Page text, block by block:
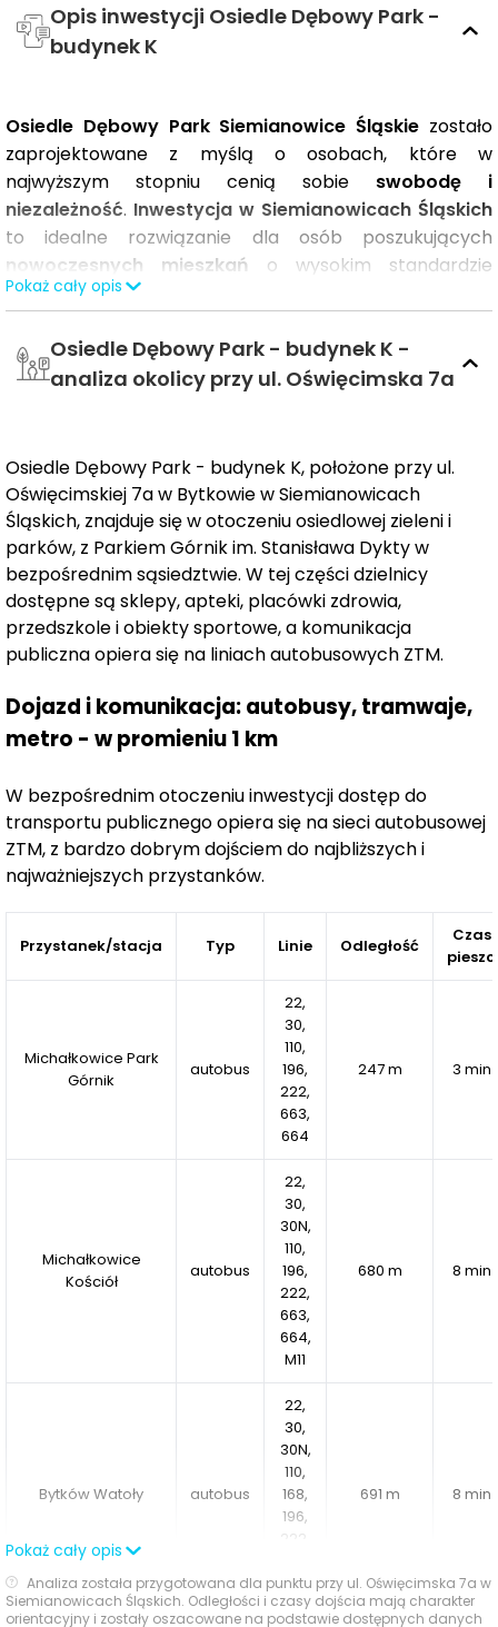
Opis inwestycji Osiedle Dębowy Park -
budynek K
Osiedle Dębowy Park Siemianowice Śląskie zostało
zaprojektowane z myślą o osobach, które w
najwyższym stopniu cenią sobie swobodę i
niezależność. Inwestycja w Siemianowicach Śląskich
to idealne rozwiązanie dla osób poszukujących
nowoczesnych mieszkań o wysokim standardzie
wykończenia oraz przemyślanej przestrzeni wspólnej.
Każdy szczegół został starannie dopracowany, by
zapewnić mieszkańcomkomfort i funkcjonalność
co dzień.Już teraz sprawdź nowe mieszkania na
atut. Graniczy ono bezpośrednio zParkiem Górnik
zapewnia mieszkańcom dostęp do terenów zielonych,
idealnych do odpoczynku i rekreacji.
Dębowy Park to również doskonałe miejsce dlarodzin z
dziećmi. Bliskie sąsiedztwoSzkoły Podstawowej
eliminuje konieczność codziennych dojazdów, a szeroka
oferta kulturalna, zSiemianowickim Centrum Kultury
mieszkańców w każdym wieku.
restauracje, co zapewnia wygodę na co dzień. Osiedle
oferuje równieżliczne ogródki działkowe i parki
stanowiące idealną przestrzeń dla miłośników natury.
Nowoczesna zabudowa
unikalnych budynków mieszkalnycho 4 lub 5
kondygnacjach. Mieszkania majązrożnicowane układy
i metraże, co pozwala na znalezienie idealnego lokum
Przestronne parkingi oraz
system wewnętrznych drógzapewnią wygodę
codziennego życia.
Dodatkowymi atutami inwestycji są
padla, rowerownie we wszystkich budynkach
odrestaurowany budynekoddany do użytku
wspólnoty mieszkańców. Starannie zaprojektowane
, zarówno wewnątrz budynków, jak i na
terenie osiedla, spełnią oczekiwania najbardziej
wymagających lokatorów.
to idealne miejsce dla osób
komfortowego, nowoczesnego
w atrakcyjnej lokalizacji. Dostępne są
przytulne mieszkania dla singli i par
przestronne apartamenty dla rodzin
wysokim standardem, funkcjonalnym
układem oraz energooszczędnymi rozwiązaniami
Nowe osiedle w Siemianowicach Śląskich to gwarancja
wygody, nowoczesności i bliskości natury
Pokaż cały opis
Osiedle Dębowy Park - budynek K -
analiza okolicy przy ul. Oświęcimska 7a
Osiedle Dębowy Park - budynek K, położone przy ul.
Oświęcimskiej 7a w Bytkowie w Siemianowicach
Śląskich, znajduje się w otoczeniu osiedlowej zieleni i
parków, z Parkiem Górnik im. Stanisława Dykty w
bezpośrednim sąsiedztwie. W tej części dzielnicy
dostępne są sklepy, apteki, placówki zdrowia,
przedszkole i obiekty sportowe, a komunikacja
publiczna opiera się na liniach autobusowych ZTM.
Dojazd i komunikacja: autobusy, tramwaje,
metro - w promieniu 1 km
W bezpośrednim otoczeniu inwestycji dostęp do
transportu publicznego opiera się na sieci autobusowej
ZTM, z bardzo dobrym dojściem do najbliższych i
najważniejszych przystanków.
Przystanek/stacja Typ Linie Odległość
Czas
pieszo
Michałkowice Park
Górnik
autobus
22,
30,
110,
196,
222,
663,
664
247 m 3 min
Michałkowice
Kościół
autobus
22,
30,
30N,
110,
196,
222,
663,
664,
M11
680 m 8 min
Bytków Watoły autobus
22,
30,
30N,
110,
168,
196,
222,
664
691 m 8 min
Pokaż cały opis
Analiza została przygotowana dla punktu przy ul. Oświęcimska 7a w
Siemianowicach Śląskich. Odległości i czasy dojścia mają charakter
orientacyjny i zostały oszacowane na podstawie dostępnych danych